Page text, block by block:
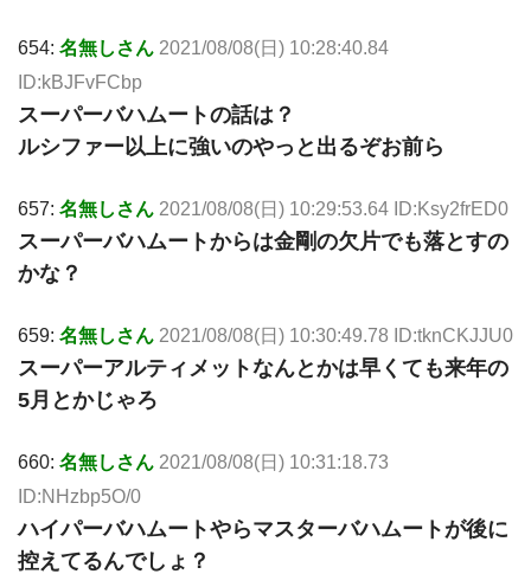
654: 名無しさん 2021/08/08(日) 10:28:40.84
ID:kBJFvFCbp
スーパーバハムートの話は？
ルシファー以上に強いのやっと出るぞお前ら
657: 名無しさん 2021/08/08(日) 10:29:53.64 ID:Ksy2frED0
スーパーバハムートからは金剛の欠片でも落とすの
かな？
659: 名無しさん 2021/08/08(日) 10:30:49.78 ID:tknCKJJU0
スーパーアルティメットなんとかは早くても来年の
5月とかじゃろ
660: 名無しさん 2021/08/08(日) 10:31:18.73
ID:NHzbp5O/0
ハイパーバハムートやらマスターバハムートが後に
控えてるんでしょ？